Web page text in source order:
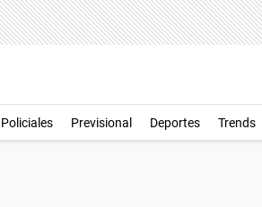
Policiales Previsional Deportes Trends